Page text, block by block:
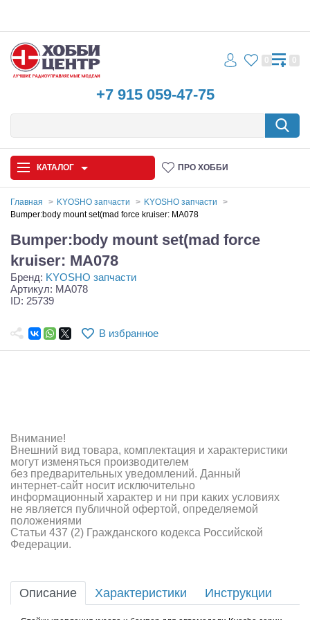
+7 915 059-47-75
0 0
КАТАЛОГ ПРО ХОББИ
Запчасти и аксессуары
Игрушки
Аппаратура и электроника
Аккумуляторы и батарейки
Зарядные устройства и блоки питания
Двигатели
Технические жидкости
Оптовая продажа запчастей для моделей
Главная KYOSHO запчасти
KYOSHO запчасти
Bumper:body mount set(mad force kruiser: MA078
Bumper:body mount set(mad force
kruiser: MA078
Бренд: KYOSHO запчасти
Артикул: MA078
ID: 25739
В избранное
Внимание!
Внешний вид товара, комплектация и характеристики
могут изменяться производителем
без предварительных уведомлений. Данный
интернет-сайт носит исключительно
информационный характер и ни при каких условиях
не является публичной офертой, определяемой
положениями
Статьи 437 (2) Гражданского кодекса Российской
Федерации.
Описание Характеристики Инструкции